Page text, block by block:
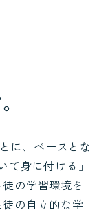
に、ベースとな
身に付ける」
の学習環境を
の自立的な学